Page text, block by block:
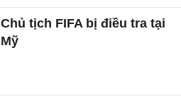
Chủ tịch FIFA bị điều tra tại
Mỹ